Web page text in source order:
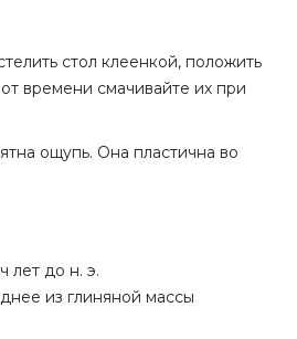
стол клеенкой, положить
времени смачивайте их при
ощупь. Она пластична во
лет до н. э.
из глиняной массы